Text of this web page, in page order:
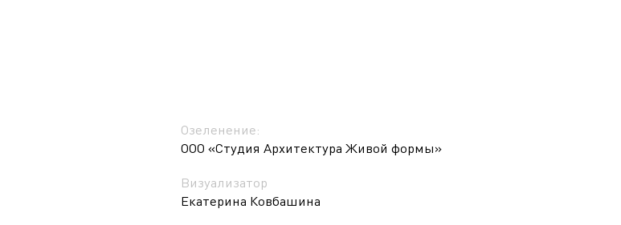
Озеленение:
ООО «Студия Архитектура Живой формы»
Визуализатор
Екатерина Ковбашина